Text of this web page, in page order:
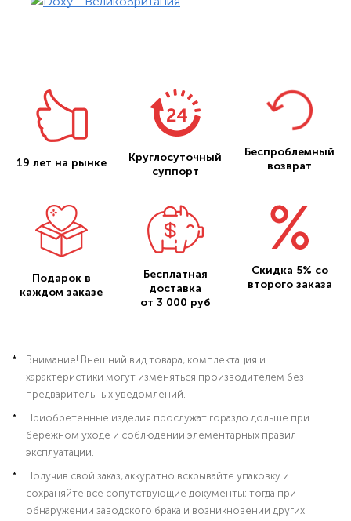
19 лет на рынке
Круглосуточный
суппорт
Беспроблемный
возврат
Подарок в
каждом заказе
Бесплатная
доставка
от 3 000 руб
Скидка 5% со
второго заказа
Внимание! Внешний вид товара, комплектация и
характеристики могут изменяться производителем без
предварительных уведомлений.
Приобретенные изделия прослужат гораздо дольше при
бережном уходе и соблюдении элементарных правил
эксплуатации.
Получив свой заказ, аккуратно вскрывайте упаковку и
сохраняйте все сопутствующие документы; тогда при
обнаружении заводского брака и возникновении других